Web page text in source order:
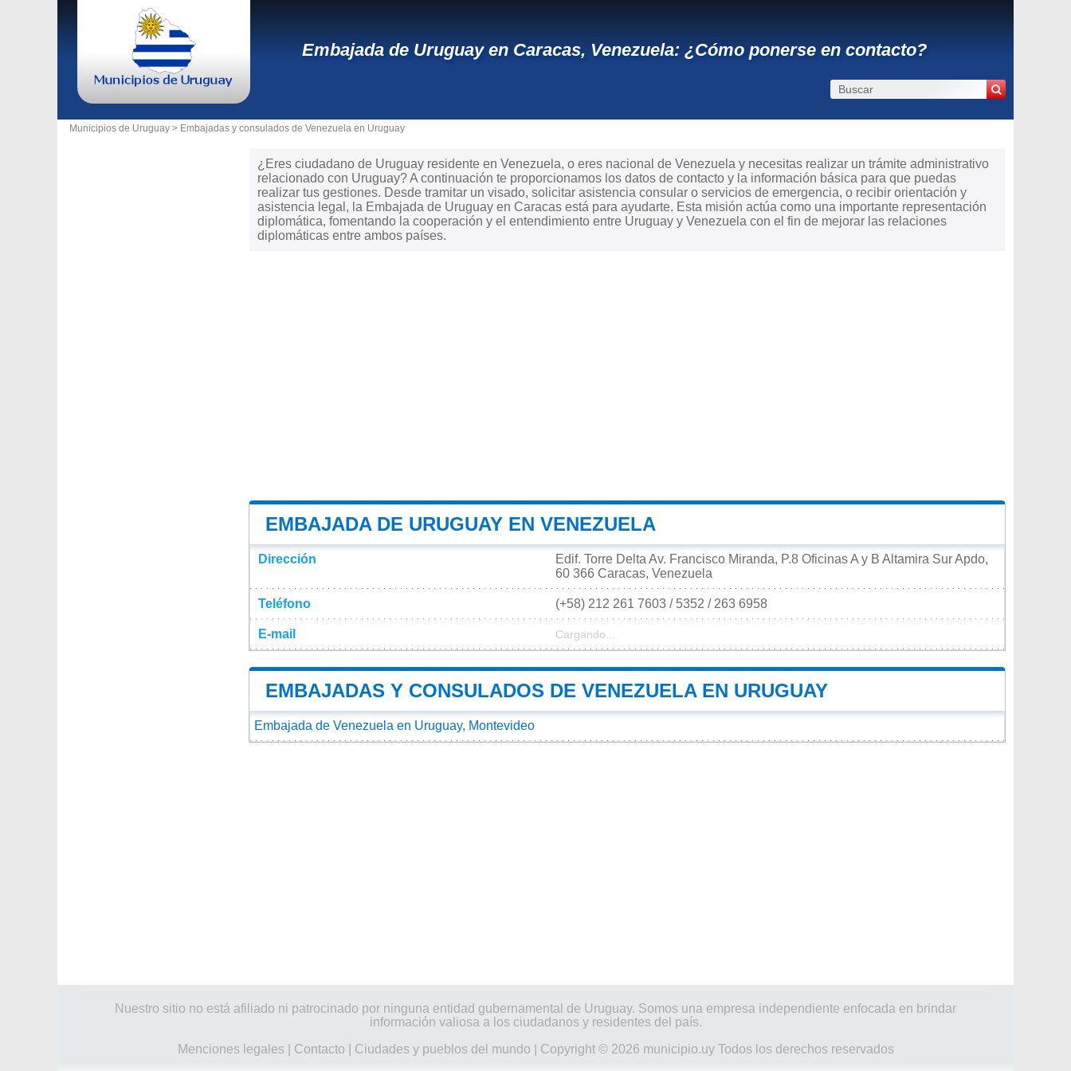
Embajada de Uruguay en Caracas, Venezuela: ¿Cómo ponerse en contacto?
Municipios de Uruguay > Embajadas y consulados de Venezuela en Uruguay
¿Eres ciudadano de Uruguay residente en Venezuela, o eres nacional de Venezuela y necesitas realizar un trámite administrativo
relacionado con Uruguay? A continuación te proporcionamos los datos de contacto y la información básica para que puedas
realizar tus gestiones. Desde tramitar un visado, solicitar asistencia consular o servicios de emergencia, o recibir orientación y
asistencia legal, la Embajada de Uruguay en Caracas está para ayudarte. Esta misión actúa como una importante representación
diplomática, fomentando la cooperación y el entendimiento entre Uruguay y Venezuela con el fin de mejorar las relaciones
diplomáticas entre ambos países.
EMBAJADA DE URUGUAY EN VENEZUELA
Dirección
Edif. Torre Delta Av. Francisco Miranda, P.8 Oficinas A y B Altamira Sur Apdo,
60 366 Caracas, Venezuela
Teléfono (+58) 212 261 7603 / 5352 / 263 6958
E-mail Cargando...
EMBAJADAS Y CONSULADOS DE VENEZUELA EN URUGUAY
Embajada de Venezuela en Uruguay, Montevideo
Nuestro sitio no está afiliado ni patrocinado por ninguna entidad gubernamental de Uruguay. Somos una empresa independiente enfocada en brindar
información valiosa a los ciudadanos y residentes del país.
Menciones legales| Contacto Ciudades y pueblos del mundo | Copyright © 2026 municipio.uy Todos los derechos reservados